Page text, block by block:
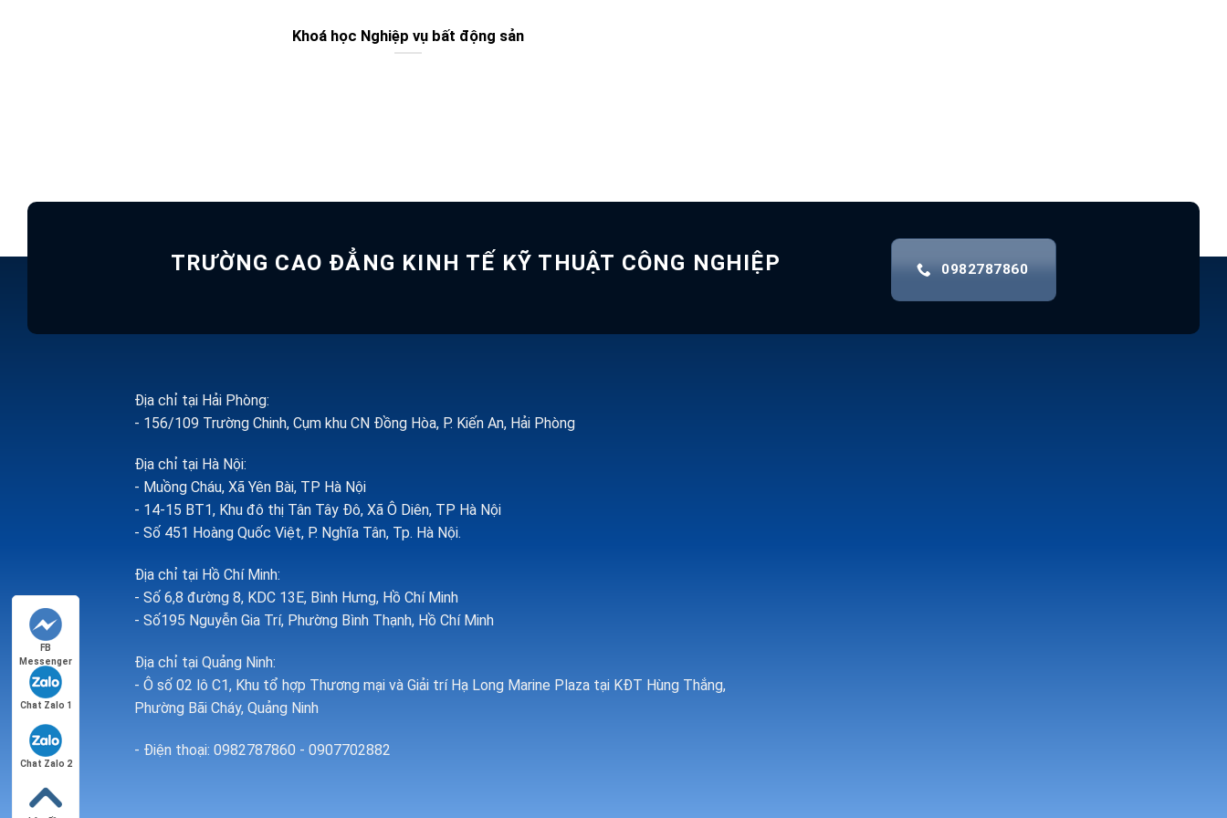
Khoá học Nghiệp vụ bất động sản
TRƯỜNG CAO ĐẲNG KINH TẾ KỸ THUẬT CÔNG NGHIỆP 0982787860
Địa chỉ tại Hải Phòng:
- 156/109 Trường Chinh, Cụm khu CN Đồng Hòa, P. Kiến An, Hải Phòng
Địa chỉ tại Hà Nội:
- Muồng Cháu, Xã Yên Bài, TP Hà Nội
- 14-15 BT1, Khu đô thị Tân Tây Đô, Xã Ô Diên, TP Hà Nội
- Số 451 Hoàng Quốc Việt, P. Nghĩa Tân, Tp. Hà Nội.
Địa chỉ tại Hồ Chí Minh:
- Số 6,8 đường 8, KDC 13E, Bình Hưng, Hồ Chí Minh
- Số195 Nguyễn Gia Trí, Phường Bình Thạnh, Hồ Chí Minh
Địa chỉ tại Quảng Ninh:
- Ô số 02 lô C1, Khu tổ hợp Thương mại và Giải trí Hạ Long Marine Plaza tại KĐT Hùng Thắng,
Phường Bãi Cháy, Quảng Ninh
- Điện thoại: 0982787860 - 0907702882
FB
Messenger
Chat Zalo 1
Chat Zalo 2